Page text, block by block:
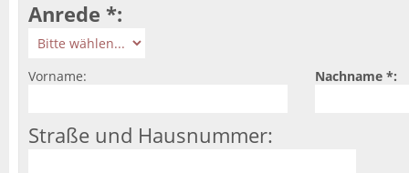
Anrede *:
Vorname: Nachname *:
Straße und Hausnummer: